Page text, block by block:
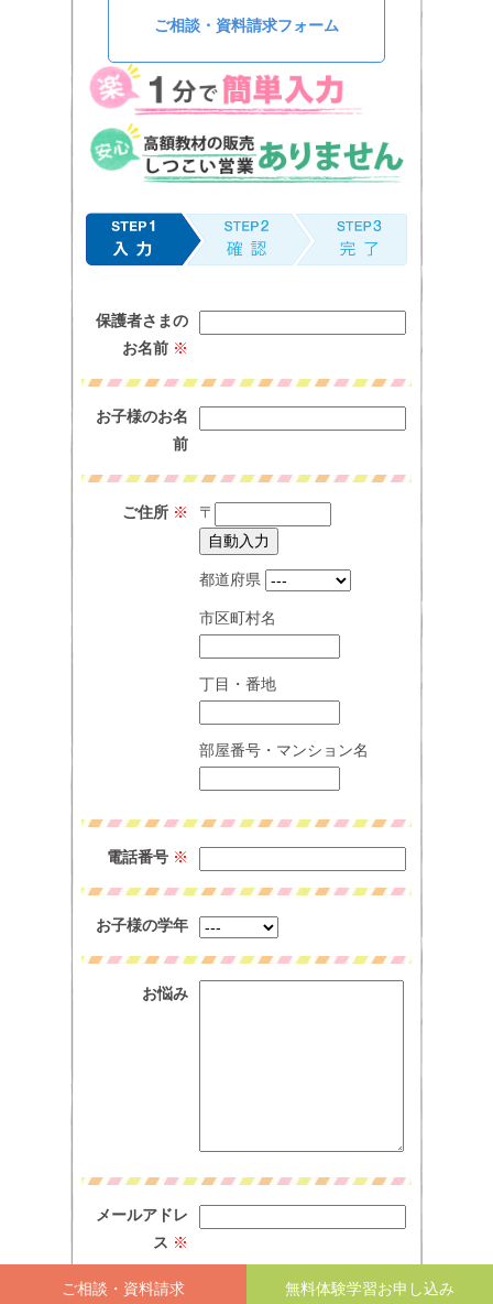
ご相談・資料請求フォーム
保護者さまの
お名前 ※
お子様のお名
前
ご住所 ※ 〒
都道府県
市区町村名
丁目・番地
部屋番号・マンション名
電話番号 ※
お子様の学年
お悩み
メールアドレ
ス ※